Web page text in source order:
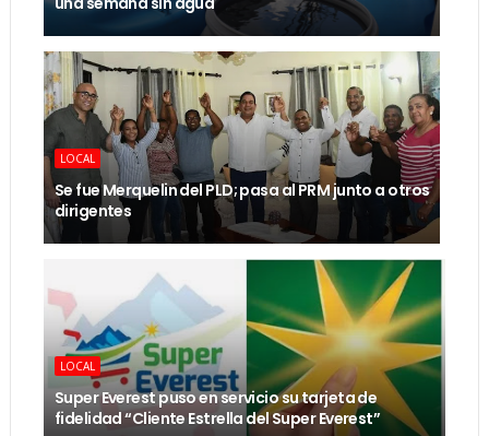
LOCAL
Se fue Merquelin del PLD; pasa al PRM junto a otros
dirigentes
LOCAL
Super Everest puso en servicio su tarjeta de
fidelidad “Cliente Estrella del Super Everest”